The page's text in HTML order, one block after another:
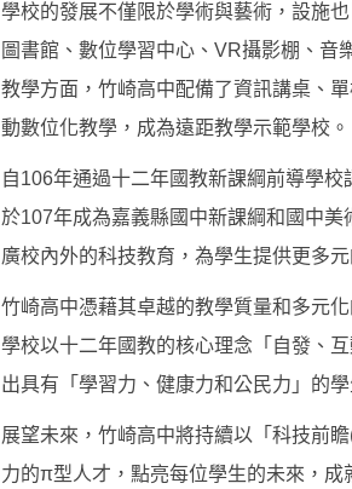
學校的發展不僅限於學術與藝術，設施
圖書館、數位學習中心、VR攝影棚、音
教學方面，竹崎高中配備了資訊講桌、
動數位化教學，成為遠距教學示範學校。
自106年通過十二年國教新課綱前導學
於107年成為嘉義縣國中新課綱和國中
廣校內外的科技教育，為學生提供更多
竹崎高中憑藉其卓越的教學質量和多元
學校以十二年國教的核心理念「自發、
出具有「學習力、健康力和公民力」的學
展望未來，竹崎高中將持續以「科技前
力的π型人才，點亮每位學生的未來，成